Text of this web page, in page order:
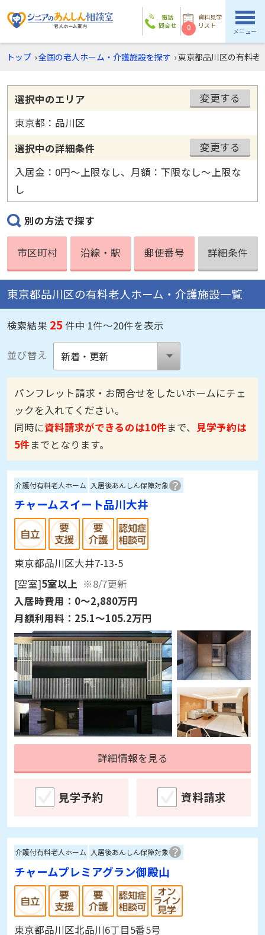
電話
問合せ
資料見学
リスト
0 メニュー
トップ ›全国の老人ホーム・介護施設を探す ›東京都品川区の有料老
選択中のエリア
変更する
東京都：品川区
選択中の詳細条件
変更する
入居金：0円〜上限なし、月額：下限なし〜上限な
し
別の方法で探す
市区町村 沿線・駅 郵便番号 詳細条件
東京都品川区の有料老人ホーム・介護施設一覧
検索結果 25 件中 1件～20件を表示
並び替え
パンフレット請求・お問合せをしたいホームにチェ
ックを入れてください。
同時に資料請求ができるのは10件まで、 見学予約は
5件までとなります。
介護付有料老人ホーム 入居後あんしん保障対象
チャームスイート品川大井
東京都品川区大井7-13-5
[空室]5室以上 ※8/7更新
入居時費用： 0～2,880万円
月額利用料： 25.1～105.2万円
詳細情報を見る
見学予約 資料請求
介護付有料老人ホーム 入居後あんしん保障対象
チャームプレミアグラン御殿山
東京都品川区北品川6丁目5番5号